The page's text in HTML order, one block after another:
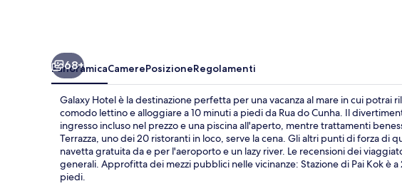
68+
PanoramicaCamerePosizioneRegolamenti
Galaxy Hotel è la destinazione perfetta per una vacanza al mare in cui potrai
comodo lettino e alloggiare a 10 minuti a piedi da Rua do Cunha. Il
ingresso incluso nel prezzo e una piscina all'aperto, mentre trattamenti
Terrazza, uno dei 20 ristoranti in loco, serve la cena. Gli altri punti di forza di
navetta gratuita da e per l'aeroporto e un lazy river. Le recensioni dei
generali. Approfitta dei mezzi pubblici nelle vicinanze: Stazione di Pai Kok è
piedi.